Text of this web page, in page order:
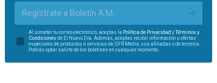
Regístrate a Boletín A.M.
Al someter tu correo electrónico, aceptas la Política de Privacidad yTérminos y
Condiciones de El Nuevo Día. Además, aceptas recibir información u ofertas
especiales de productos o servicios de GFR Media, sus afiliadas o de terceros.
Podrás optar salirte de los boletines en cualquier momento.